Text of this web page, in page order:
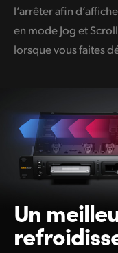
l’arrêter afin
en mode Jog et
lorsque vous faites
Un